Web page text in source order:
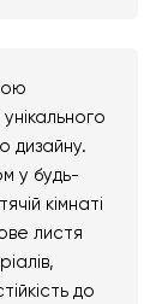
дизайну.
у будь-
кімнаті
листя
до